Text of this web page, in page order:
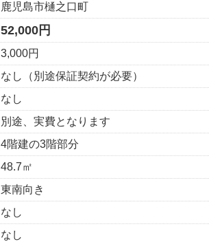
鹿児島市樋之口町
52,000円
3,000円
なし（別途保証契約が必要）
なし
別途、実費となります
4階建の3階部分
48.7㎡
東南向き
なし
なし